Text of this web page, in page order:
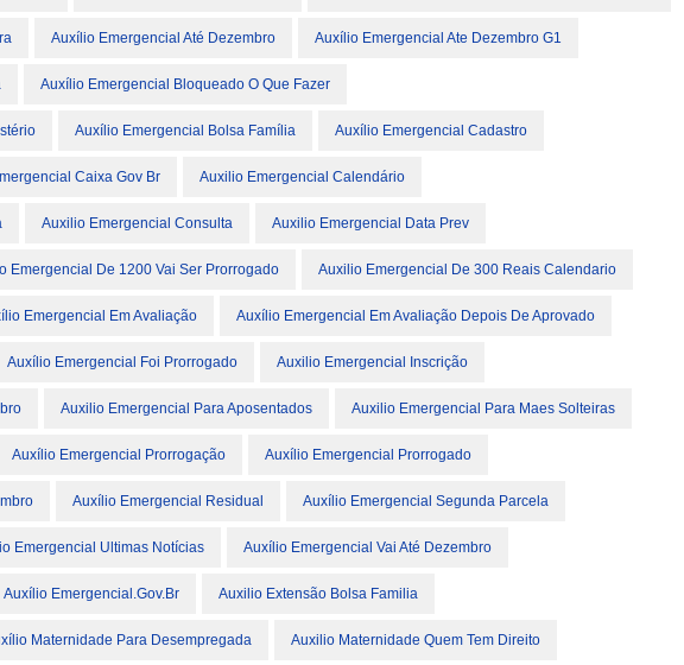
Auxílio Emergencial Até Dezembro Auxílio Emergencial Ate Dezembro G1
Auxílio Emergencial Bloqueado O Que Fazer
Auxílio Emergencial Bolsa Família Auxílio Emergencial Cadastro
Caixa Gov Br Auxilio Emergencial Calendário
Auxilio Emergencial Consulta Auxilio Emergencial Data Prev
Emergencial De 1200 Vai Ser Prorrogado Auxilio Emergencial De 300 Reais Calendario
Emergencial Em Avaliação Auxílio Emergencial Em Avaliação Depois De Aprovado
Auxílio Emergencial Foi Prorrogado Auxilio Emergencial Inscrição
Auxilio Emergencial Para Aposentados Auxilio Emergencial Para Maes Solteiras
Auxílio Emergencial Prorrogação Auxílio Emergencial Prorrogado
Auxílio Emergencial Residual Auxílio Emergencial Segunda Parcela
Emergencial Ultimas Notícias Auxílio Emergencial Vai Até Dezembro
Auxílio Emergencial.gov.br Auxilio Extensão Bolsa Familia
Maternidade Para Desempregada Auxilio Maternidade Quem Tem Direito